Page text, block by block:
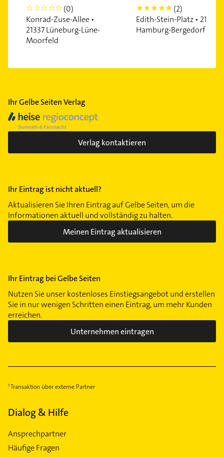
0
(0)
Konrad-Zuse-Allee •
21337 Lüneburg-Lüne-
Moorfeld
5
(2)
Edith-Stein-Platz • 21035
Hamburg-Bergedorf
Ihr Gelbe Seiten Verlag
Verlag kontaktieren
Ihr Eintrag ist nicht aktuell?
Aktualisieren Sie Ihren Eintrag auf Gelbe Seiten, um die
Informationen aktuell und vollständig zu halten.
Meinen Eintrag aktualisieren
Ihr Eintrag bei Gelbe Seiten
Nutzen Sie unser kostenloses Einstiegsangebot und erstellen
Sie in nur wenigen Schritten einen Eintrag, um mehr Kunden
erreichen.
Unternehmen eintragen
Transaktion über externe Partner
Dialog & Hilfe
Ansprechpartner
Häufige Fragen